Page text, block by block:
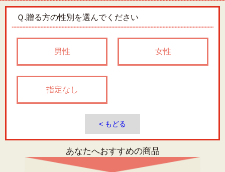
Ｑ.贈る方の性別を選んでください
男性 女性
指定なし
< もどる
あなたへおすすめの商品